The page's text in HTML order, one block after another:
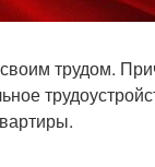
трудом.